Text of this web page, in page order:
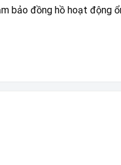
bảo đồng hồ hoạt động